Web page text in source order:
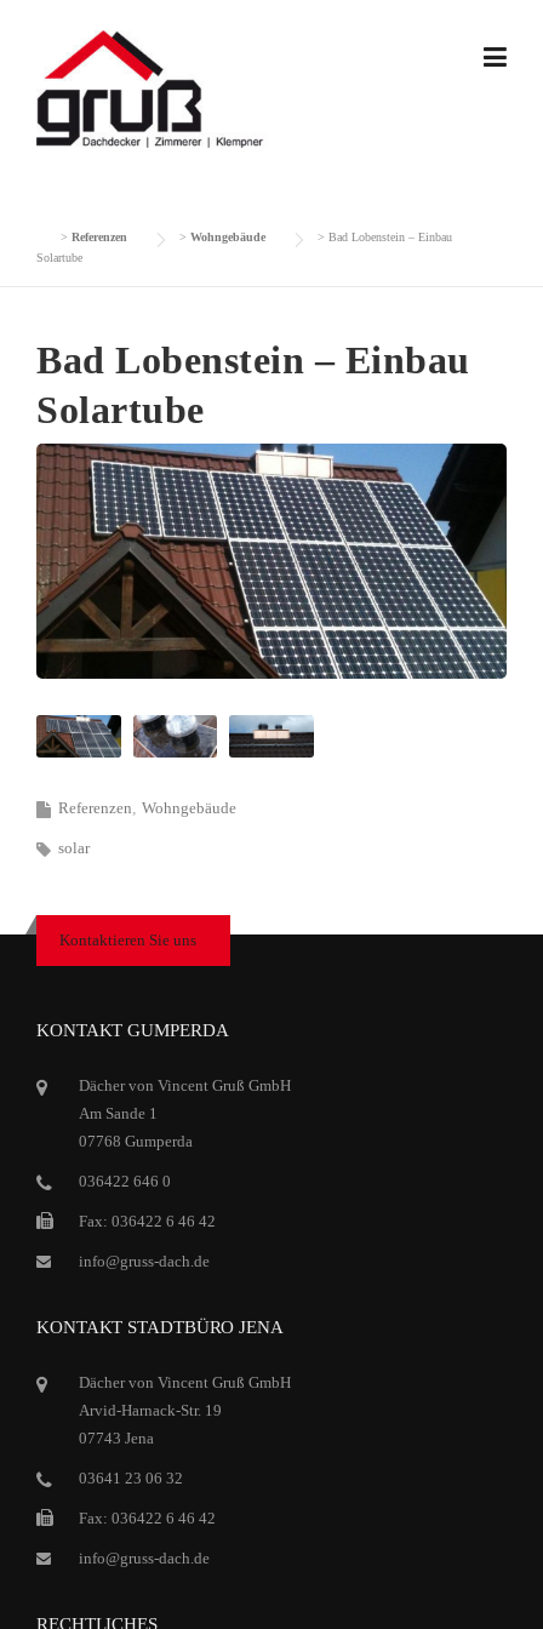
> Referenzen > Wohngebäude > Bad Lobenstein – Einbau
Solartube
Bad Lobenstein – Einbau
Solartube
Referenzen Wohngebäude
solar
Kontaktieren Sie uns
KONTAKT GUMPERDA
Dächer von Vincent Gruß GmbH
Am Sande 1
07768 Gumperda
036422 646 0
Fax: 036422 6 46 42
info@gruss-dach.de
KONTAKT STADTBÜRO JENA
Dächer von Vincent Gruß GmbH
Arvid-Harnack-Str. 19
07743 Jena
03641 23 06 32
Fax: 036422 6 46 42
info@gruss-dach.de
RECHTLICHES